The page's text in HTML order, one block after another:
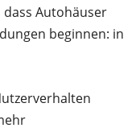
Autohäuser
beginnen: in